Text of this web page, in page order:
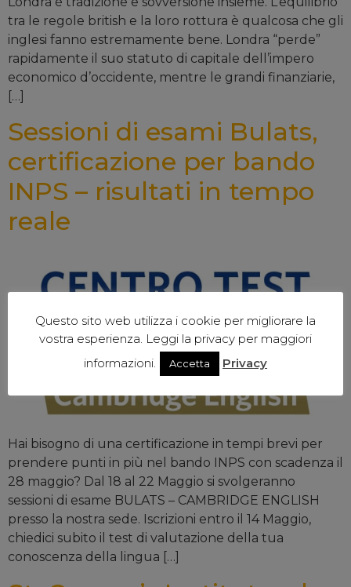
tra le regole british e la loro rottura è qualcosa che gli
inglesi fanno estremamente bene. Londra “perde”
rapidamente il suo statuto di capitale dell’impero
economico d’occidente, mentre le grandi finanziarie,
[…]
Sessioni di esami Bulats,
certificazione per bando
INPS – risultati in tempo
reale
Hai bisogno di una certificazione in tempi brevi per
prendere punti in più nel bando INPS con scadenza il
28 maggio? Dal 18 al 22 Maggio si svolgeranno
sessioni di esame BULATS – CAMBRIDGE ENGLISH
presso la nostra sede. Iscrizioni entro il 14 Maggio,
chiedici subito il test di valutazione della tua
conoscenza della lingua […]
Questo sito web utilizza i cookie per migliorare la
vostra esperienza. Leggi la privacy per maggiori
informazioni.
Accetta Privacy